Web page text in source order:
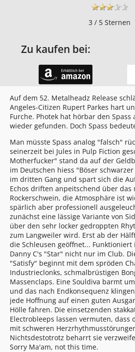
3 / 5 Sternen
Zu kaufen bei:
Auf dem 52. Metalheadz Release
Angeles-Citizen Rupert Parkes hart
Furche. Photek hat hörbar den Spass
wieder gefunden. Doch Spass
Man müsste Spass analog "falsch"
seinerzeit bei Jules in Pulp Fiction
Motherfucker" stand da auf der
im Deutschen hiess "Böser
im dritten Gang und spart sich die
Echos driften anpeitschend über das
Rockerschwein, die Atmosphäre ist
spärlich aber professionell
zunächst eine lässige Variante von
über den sehr locker gedroppten
zum Langweiler wird. Erst ab der
die Schleusen geöffnet... Funktioniert
Danny C's "Star" nicht nur im Club.
"Satisfy" beginnt mit dem spröden
Industrieclonks, schmalbrüstigen
Massenclaps. Eine Souldiva barmt
und das nach Endkonsequenz
jede Hoffnung auf einen guten
Hölle fahren. Die einsetzenden
Electrobleeps lassen vermuten, dass
mit schweren
Nichtsdestotrotz beharrt sie
Sorry Ma'am, not this time.